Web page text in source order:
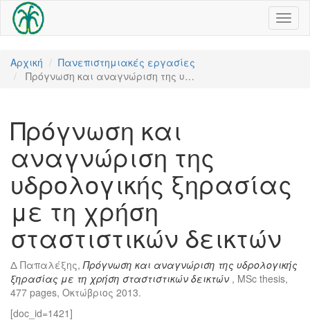
Αρχική
Πανεπιστημιακές εργασίες
Πρόγνωση και αναγνώριση της υ…
Πρόγνωση και
αναγνώριση της
υδρολογικής ξηρασίας
με τη χρήση
σταστιστικών δεικτών
Δ Παπαλέξης,Πρόγνωση και αναγνώριση της υδρολογικής
ξηρασίας με τη χρήση σταστιστικών δεικτών , MSc thesis,
477 pages, Οκτώβριος 2013.
[doc_id=1421]